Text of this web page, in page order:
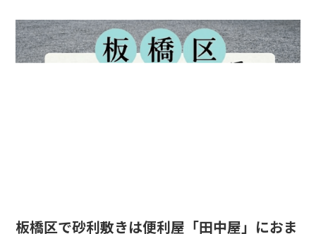
て困っている」「マンション住まいで、床を汚さずに作業する
のが難しい」など、都...
板橋区で砂利敷きは便利屋「田中屋」におま